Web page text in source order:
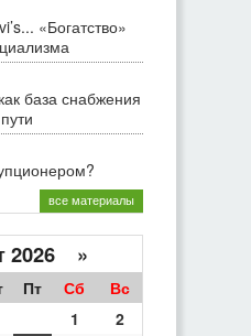
«Богатство»
база снабжения
все материалы
2026 »
Пт Сб
Вс
1
2